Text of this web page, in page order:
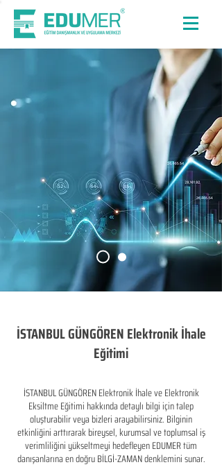
İSTANBUL GÜNGÖREN Elektronik İhale
Eğitimi
İSTANBUL GÜNGÖREN Elektronik İhale ve Elektronik
Eksiltme Eğitimi hakkında detaylı bilgi için talep
oluşturabilir veya bizleri arayabilirsiniz. Bilginin
etkinliğini arttırarak bireysel, kurumsal ve toplumsal iş
verimliliğini yükseltmeyi hedefleyen​ EDUMER tüm
danışanlarına en doğru BİLGİ-ZAMAN denklemini sunar.